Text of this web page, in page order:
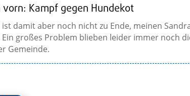
vorn: Kampf gegen Hundekot
ist damit aber noch nicht zu Ende, meinen
großes Problem blieben leider immer noch
Gemeinde.